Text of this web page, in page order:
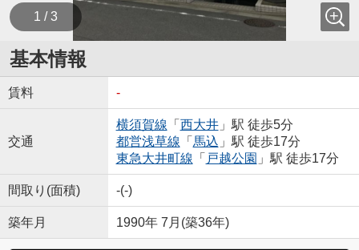
1 / 3
基本情報
賃料 -
交通
横須賀線 「 西大井」駅 徒歩5分
都営浅草線 「 馬込 」駅 徒歩17分
東急大井町線 「 戸越公園 」駅 徒歩17分
間取り(面積) -(-)
築年月 1990年 7月(築36年)